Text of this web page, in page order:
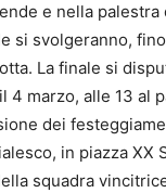
e nella
si svolgeranno,
La finale si
4 marzo, alle 13 al
dei
in piazza XX
squadra